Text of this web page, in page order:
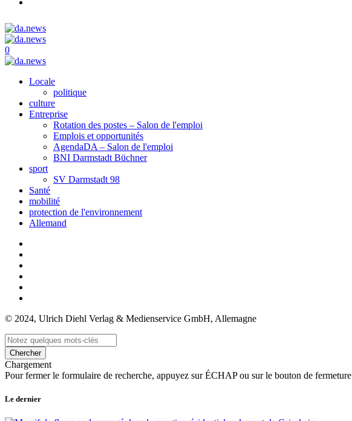
0
Locale
politique
culture
Entreprise
Rotation des postes – Salon de l'emploi
Emplois et opportunités
AgendaDA – Salon de l'emploi
BNI Darmstadt Büchner
sport
SV Darmstadt 98
Santé
mobilité
protection de l'environnement
Allemand
© 2024, Ulrich Diehl Verlag & Medienservice GmbH, Allemagne
Chercher
Chargement
Pour fermer le formulaire de recherche, appuyez sur ÉCHAP ou sur le bouton de fermeture
Le dernier